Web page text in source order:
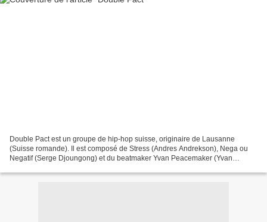
Double Pact est un groupe de hip-hop suisse, originaire de Lausanne
(Suisse romande). Il est composé de Stress (Andres Andrekson), Nega ou
Negatif (Serge Djoungong) et du beatmaker Yvan Peacemaker (Yvan